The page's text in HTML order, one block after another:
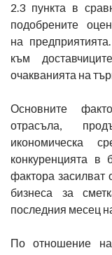
2.3 пункта в
подобрените
на
към
очакванията на
Основните
отрасъла,
икономическа
конкуренцията
фактора засилват
бизнеса за
последния месец
По отношение